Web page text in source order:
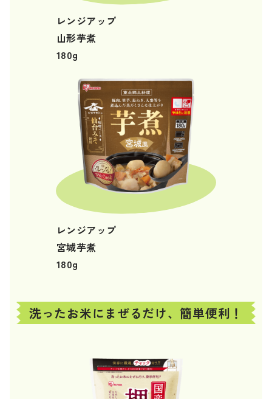
レンジアップ
山形芋煮
180g
レンジアップ
宮城芋煮
180g
洗ったお米にまぜるだけ、簡単便利！